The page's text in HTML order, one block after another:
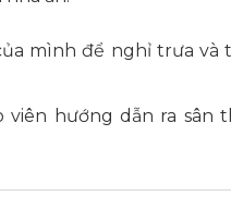
mình để nghỉ trưa và
hướng dẫn ra sân